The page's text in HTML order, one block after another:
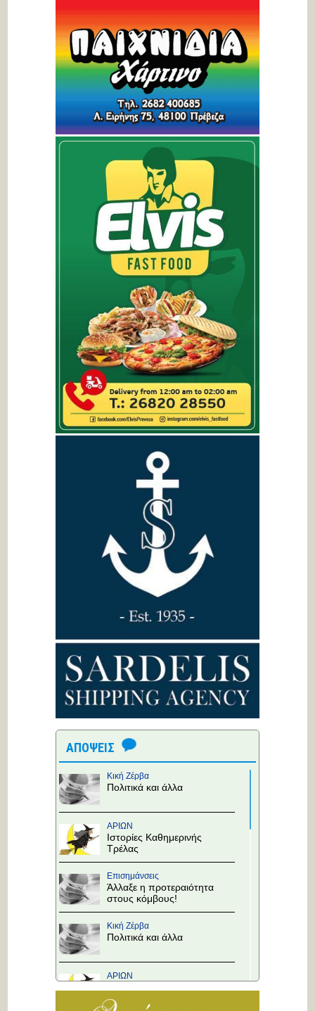
ΑΠΟΨΕΙΣ
Κική Ζέρβα
Πολιτικά και άλλα
ΑΡΙΩΝ
Ιστορίες Καθημερινής
Τρέλας
Επισημάνσεις
Άλλαξε η προτεραιότητα
στους κόμβους!
Κική Ζέρβα
Πολιτικά και άλλα
ΑΡΙΩΝ
Τρέλας